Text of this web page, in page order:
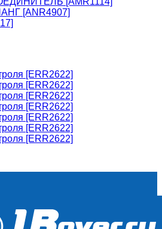
[ANR4907]
[ERR2622]
[ERR2622]
[ERR2622]
[ERR2622]
[ERR2622]
[ERR2622]
[ERR2622]